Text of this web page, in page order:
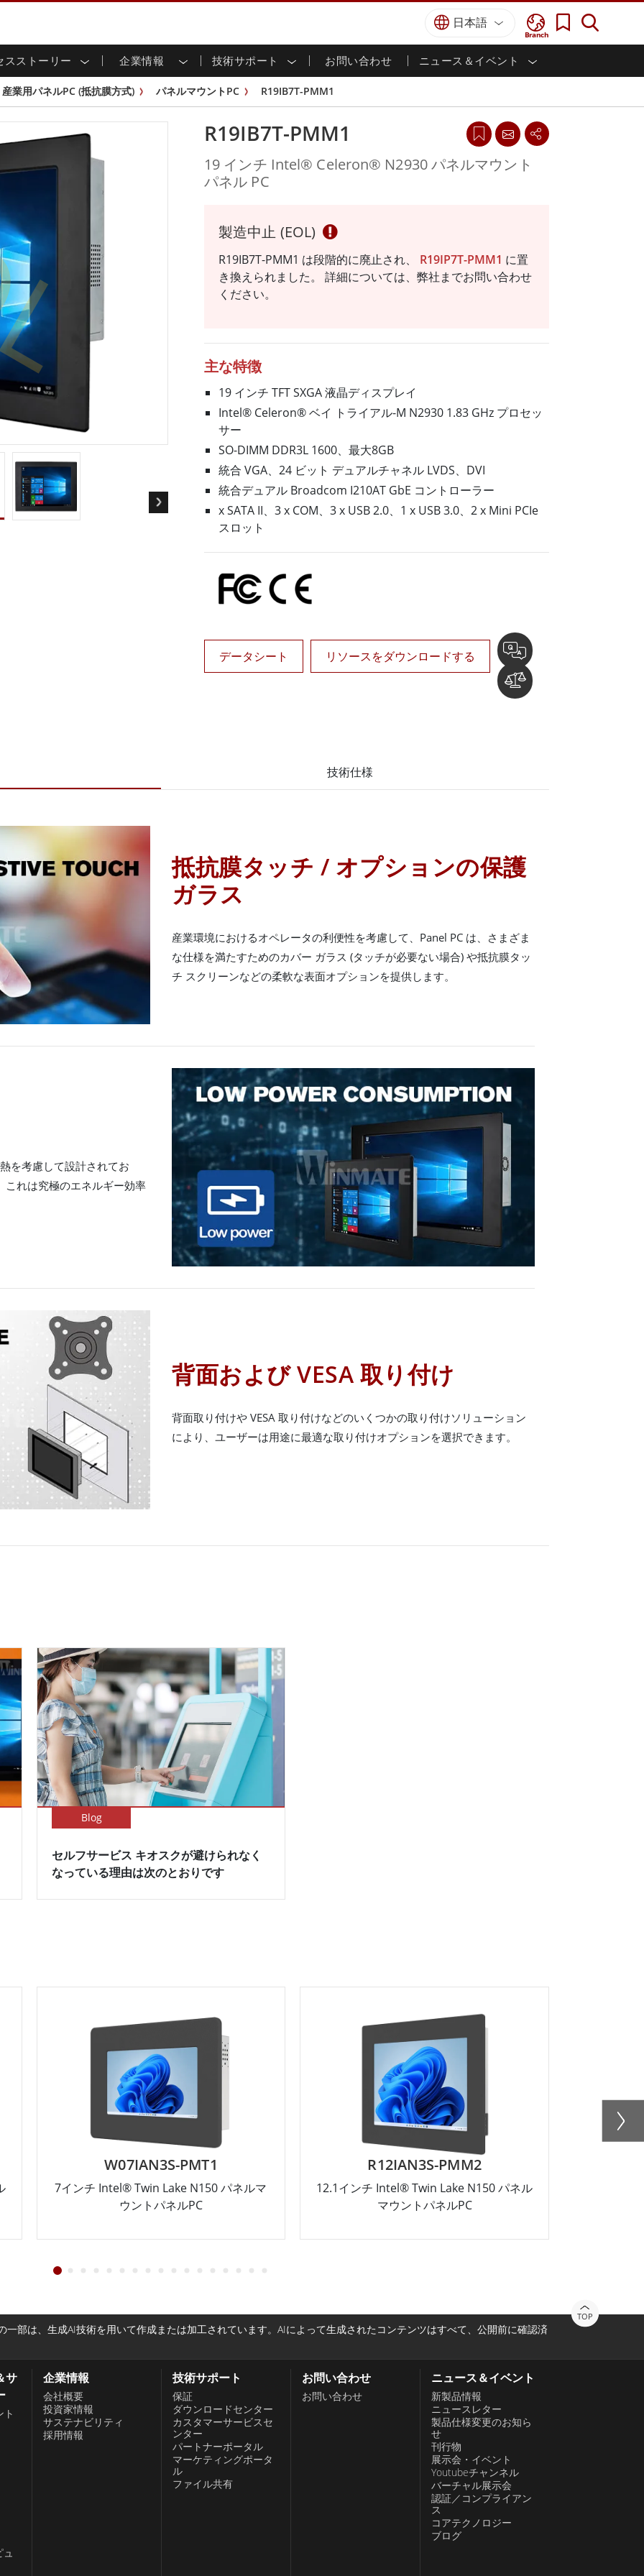
Branch
日本語
スストーリー 企業情報 技術サポート お問い合わせ ニュース＆イベント
ディスプレイ
ッチ (P-
フレーム
ウント
C
スシリー
屋外ディスプレイ
G-WINシリーズ /
IP67
産業用パネルPCおよびHMI
HMI (P-CAPタッチ)
産業用パネルPC (P-CAPタッチ)
産業用パネルPC (抵抗膜方式)
ステンレスシリーズ
G-WINシリーズ / IP67設計
ATEXグレード
エッジAIパネルPC
防衛頑丈なノートパソコン
防衛パネルPC
防衛ディスプレイ / NVIS ディスプレイ
みコンピューティング
PC / 防水頑丈なPC IP65
ウェイ
ートウェイ
ヘルスケアグレード
ヘルスケア堅牢タブレット
ヘルスケアパネルPC
マリングレード
船舶用パネルPC
ガス、ATEXグレード
レード堅牢タブレット
定 堅牢型ハンドヘルドコンピュ
レード パネル PC
More
AI コンピュータ
エッジ AIパネルPC
エッジ AI コンピューティング
ステンレスディスプレイ
エネルギー、化学、ATEX
食品 & 衛生産業
海洋
エッジコンピューティン
倉庫 & 物流
インフラ
インテリジェントロボットシス
テム
業
スマート充電ステーション
情報 サステナビリティ
ロードセンター カスタマーサービスセンター
ル共有
スレター 製品仕様変更のお知らせ
チャンネル
バーチャル展示会
認証／コンプライアンス
産業用パネルPC (抵抗膜方式) パネルマウントPC R19IB7T-PMM1
R19IB7T-PMM1
19 インチ Intel® Celeron® N2930 パネルマウント
パネル PC
製造中止 (EOL)
R19IB7T-PMM1 は段階的に廃止され、 R19IP7T-PMM1 に置
き換えられました。 詳細については、弊社までお問い合わせ
ください。
主な特徴
19 インチ TFT SXGA 液晶ディスプレイ
Intel® Celeron® ベイ トライアル-M N2930 1.83 GHz プロセッ
サー
SO-DIMM DDR3L 1600、最大8GB
統合 VGA、24 ビット デュアルチャネル LVDS、DVI
統合デュアル Broadcom I210AT GbE コントローラー
x SATA II、3 x COM、3 x USB 2.0、1 x USB 3.0、2 x Mini PCIe
スロット
データシート リソースをダウンロードする
技術仕様
抵抗膜タッチ / オプションの保護
ガラス
産業環境におけるオペレータの利便性を考慮して、Panel PC は、さまざま
な仕様を満たすためのカバー ガラス (タッチが必要ない場合) や抵抗膜タッ
チ スクリーンなどの柔軟な表面オプションを提供します。
を考慮して設計されてお
これは究極のエネルギー効率
背面および VESA 取り付け
背面取り付けや VESA 取り付けなどのいくつかの取り付けソリューション
により、ユーザーは用途に最適な取り付けオプションを選択できます。
Blog
セルフサービス キオスクが避けられなく
なっている理由は次のとおりです
W07IAN3S-PMT1
7インチ Intel® Twin Lake N150 パネルマ
ウントパネルPC
R12IAN3S-PMM2
12.1インチ Intel® Twin Lake N150 パネル
マウントパネルPC
TOP
部は、生成AI技術を用いて作成または加工されています。AIによって生成されたコンテンツはすべて、公開前に確認済
サ
ト
企業情報
会社概要
投資家情報
サステナビリティ
採用情報
技術サポート
保証
ダウンロードセンター
カスタマーサービスセ
ンター
パートナーポータル
マーケティングポータ
ル
ファイル共有
お問い合わせ
お問い合わせ
ニュース＆イベント
新製品情報
ニュースレター
製品仕様変更のお知ら
せ
刊行物
展示会・イベント
Youtubeチャンネル
バーチャル展示会
認証／コンプライアン
ス
コアテクノロジー
ブログ